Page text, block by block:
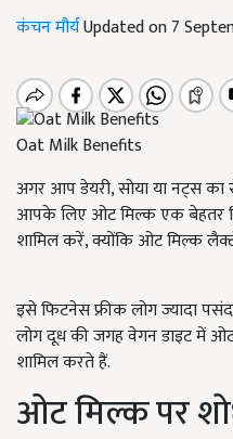
कंचन मौर्यUpdated on 7
Oat Milk Benefits
अगर आप डेयरी, सोया या नट्स
आपके लिए ओट मिल्क एक बेहतर
शामिल करें, क्योंकि ओट मिल्क
इसे फिटनेस फ्रीक लोग ज्यादा
लोग दूध की जगह वेगन डाइट में
शामिल करते हैं.
ओट मिल्क पर